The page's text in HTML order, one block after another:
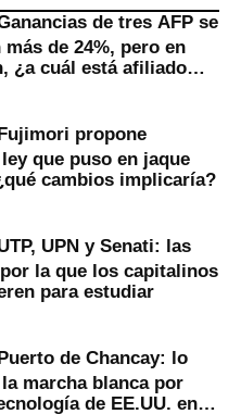
de tres AFP se
de 24%, pero en
¿a cuál está afiliado
Fujimori propone
que puso en jaque
cambios implicaría?
UPN y Senati: las
la que los capitalinos
para estudiar
Puerto de Chancay: lo
marcha blanca por
de EE.UU. en